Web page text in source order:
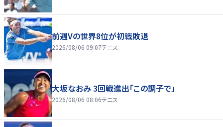
前週Vの世界8位が初戦敗退
2026/08/06 09:07テニス
大坂なおみ 3回戦進出「この調子で」
2026/08/06 08:06テニス